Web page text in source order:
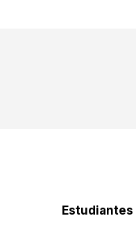
Estudiantes